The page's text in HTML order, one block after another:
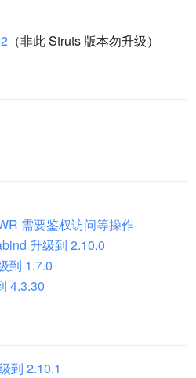
（非此 Struts 版本勿升级）
需要鉴权访问等操作
升级到 2.10.0
到 1.7.0
4.3.30
到 2.10.1